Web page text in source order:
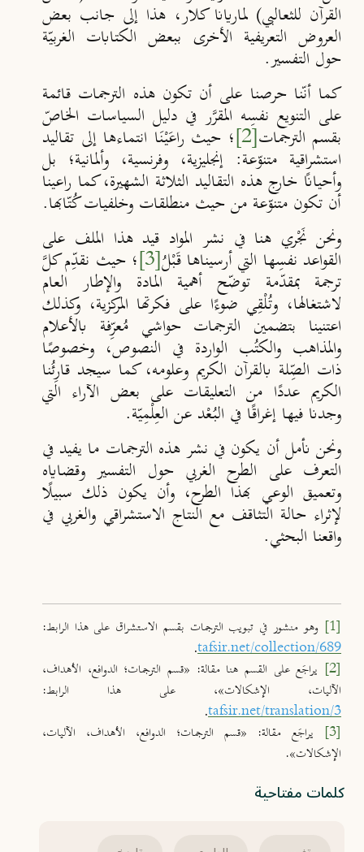
القرآن للثعالبي) لماريانا كلار، هذا إلى جانب بعض
العروض التعريفية الأخرى ببعض الكتابات الغربيّة
حول التفسير.
كما أنّنا حرصنا على أن تكون هذه الترجمات قائمة
على التنويع نفسِه المقرَّر في دليل السياسات الخاصّ
بقسم الترجمات[2] ؛ حيث راعَيْنَا انتماءها إلى تقاليد
استشراقية متنوّعة: إنجليزية، وفرنسية، وألمانية؛ بل
وأحيانًا خارج هذه التقاليد الثلاثة الشهيرة، كما راعينا
أن تكون متنوّعة من حيث منطلقات وخلفيات كُتّابها.
ونحن نَجْري هنا في نشر المواد قيد هذا الملف على
القواعد نفسِها التي أرسيناها قَبْلُ[3] ؛ حيث نقدِّم كلَّ
ترجمة بمقدّمة توضّح أهمية المادة والإطار العام
لاشتغالها، وتُلْقِي ضوءًا على فكرتها المركزية، وكذلك
اعتنينا بتضمين الترجمات حواشي مُعرِّفة بالأعلام
والمذاهب والكتُب الواردة في النصوص، وخصوصًا
ذات الصِّلة بالقرآن الكريم وعلومه، كما سيجد قارِئُنا
الكريم عددًا من التعليقات على بعض الآراء التي
وجدنا فيها إغراقًا في البُعْد عن العِلْمِيّة.
ونحن نأمل أن يكون في نشر هذه الترجمات ما يفيد في
التعرف على الطرح الغربي حول التفسير وقضاياه
وتعميق الوعي بهذا الطرح، وأن يكون ذلك سبيلًا
لإثراء حالة التثاقف مع النتاج الاستشراقي والغربي في
واقعنا البحثي.
[1]
وهو منشور في تبويب الترجمات بقسم الاستشراق على هذا الرابط:
tafsir.net/collection/689
.
[2]
يراجَع على القسم هنا مقالة: «قسم الترجمات؛ الدوافع، الأهداف،
الآليات، الإشكالات»، على هذا الرابط:
tafsir.net/translation/3
.
[3]
يراجَع مقالة: «قسم الترجمات؛ الدوافع، الأهداف، الآليات،
الإشكالات».
كلمات مفتاحية